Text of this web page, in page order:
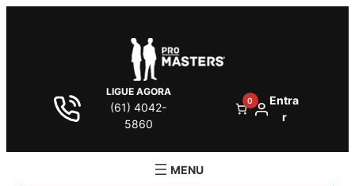
LIGUE AGORA
(61) 4042-
5860
0
Entra
r